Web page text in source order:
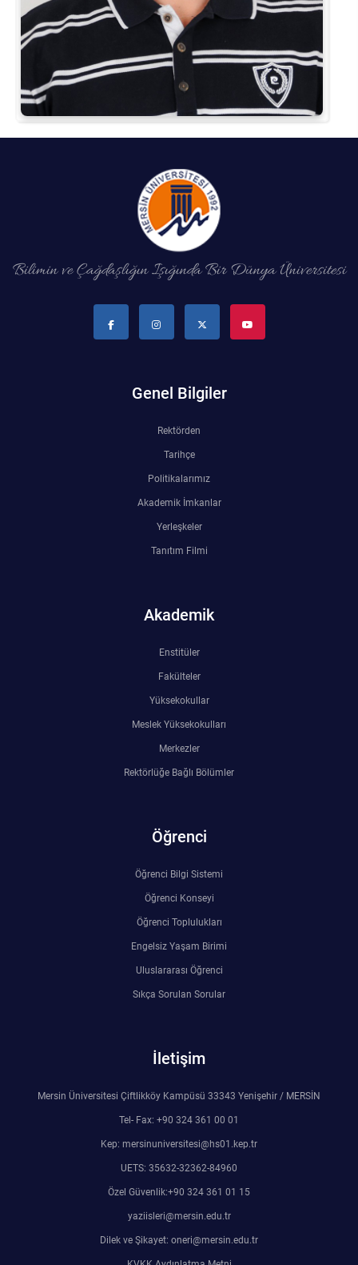
Bilimin ve Çağdaşlığın Işığında Bir Dünya Üniversitesi
Genel Bilgiler
Rektörden
Tarihçe
Politikalarımız
Akademik İmkanlar
Yerleşkeler
Tanıtım Filmi
Akademik
Enstitüler
Fakülteler
Yüksekokullar
Meslek Yüksekokulları
Merkezler
Rektörlüğe Bağlı Bölümler
Öğrenci
Öğrenci Bilgi Sistemi
Öğrenci Konseyi
Öğrenci Toplulukları
Engelsiz Yaşam Birimi
Uluslararası Öğrenci
Sıkça Sorulan Sorular
İletişim
Mersin Üniversitesi Çiftlikköy Kampüsü 33343 Yenişehir / MERSİN
Tel- Fax: +90 324 361 00 01
Kep: mersinuniversitesi@hs01.kep.tr
UETS: 35632-32362-84960
Özel Güvenlik:+90 324 361 01 15
yaziisleri@mersin.edu.tr
Dilek ve Şikayet: oneri@mersin.edu.tr